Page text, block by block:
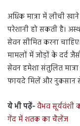
अधिक मात्रा में लीची
परेशानी हो सकती है।
सेवन सीमित करना
मामलों में जोड़ों के दर्द
सेवन हमेशा संतुलित
फायदे मिलें और नुकसान
ये भी पढ़ें-वैभव सूर्यवंशी
गेंद में शतक का चैलेंज